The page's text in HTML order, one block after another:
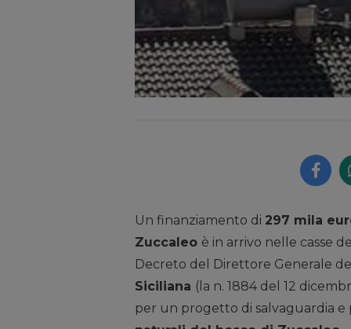
Un finanziamento di 297 mila
Zuccaleo è in arrivo nelle casse
Decreto del Direttore Generale
Siciliana (la n. 1884 del 12
per un progetto di salvaguardia